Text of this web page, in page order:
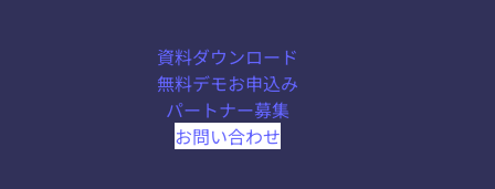
資料ダウンロード
無料デモお申込み
パートナー募集
お問い合わせ